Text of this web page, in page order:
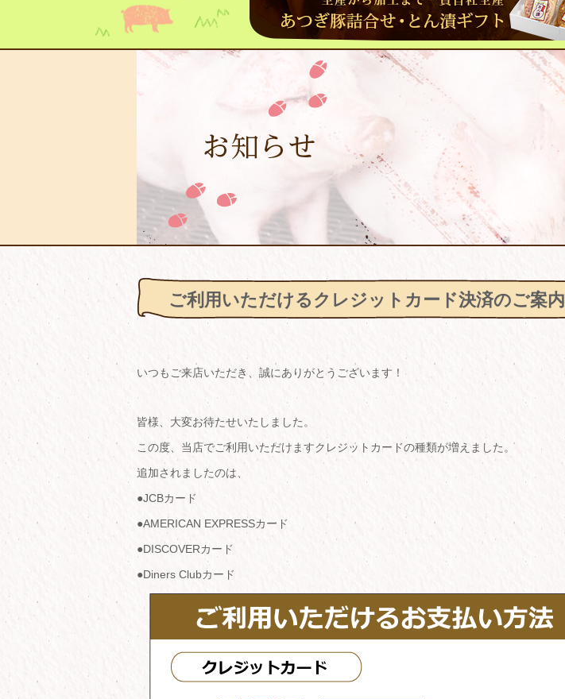
ご利用いただけるクレジットカード決済のご案内
いつもご来店いただき、誠にありがとうございます！
皆様、大変お待たせいたしました。
この度、当店でご利用いただけますクレジットカードの種類が増えました。
追加されましたのは、
●JCBカード
●AMERICAN EXPRESSカード
●DISCOVERカード
●Diners Clubカード